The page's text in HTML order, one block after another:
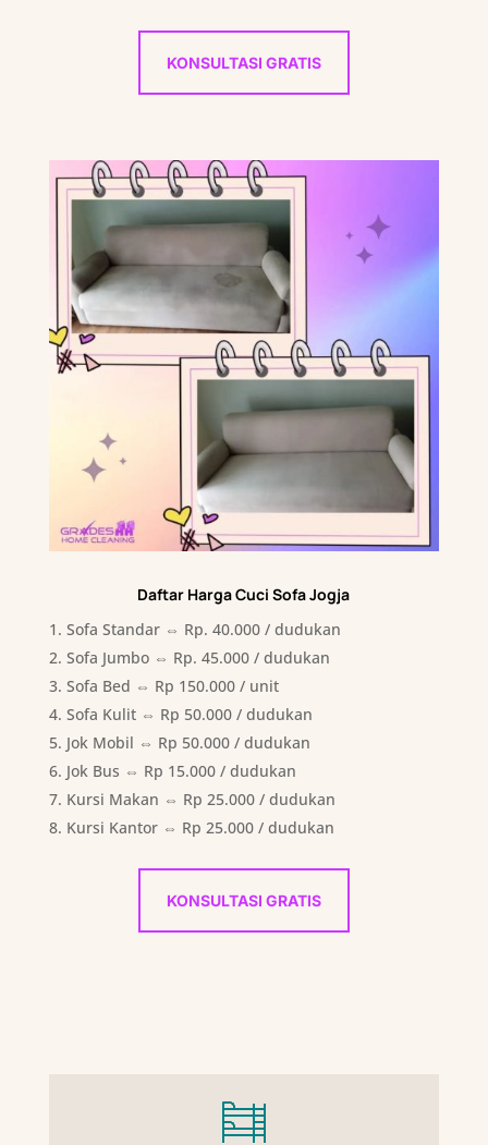
KONSULTASI GRATIS
Daftar Harga Cuci Sofa Jogja
Sofa Standar ⇔ Rp. 40.000 / dudukan
Sofa Jumbo ⇔ Rp. 45.000 / dudukan
Sofa Bed ⇔ Rp 150.000 / unit
Sofa Kulit ⇔ Rp 50.000 / dudukan
Jok Mobil ⇔ Rp 50.000 / dudukan
Jok Bus ⇔ Rp 15.000 / dudukan
Kursi Makan ⇔ Rp 25.000 / dudukan
Kursi Kantor ⇔ Rp 25.000 / dudukan
KONSULTASI GRATIS